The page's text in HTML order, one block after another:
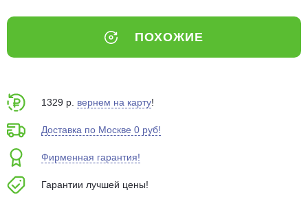
ПОХОЖИЕ
1329 р. вернем на карту!
Доставка по Москве 0 руб!
Фирменная гарантия!
Гарантии лучшей цены!
выбранный способом
Оставшиеся75% будут
Подробнее